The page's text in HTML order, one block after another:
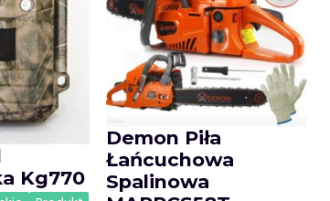
Kg770
Demon Piła
Łańcuchowa
Spalinowa